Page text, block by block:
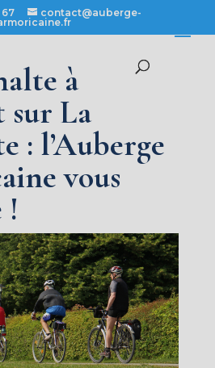
contact@auberge-
à
sur La
: l’Auberge
vous
!